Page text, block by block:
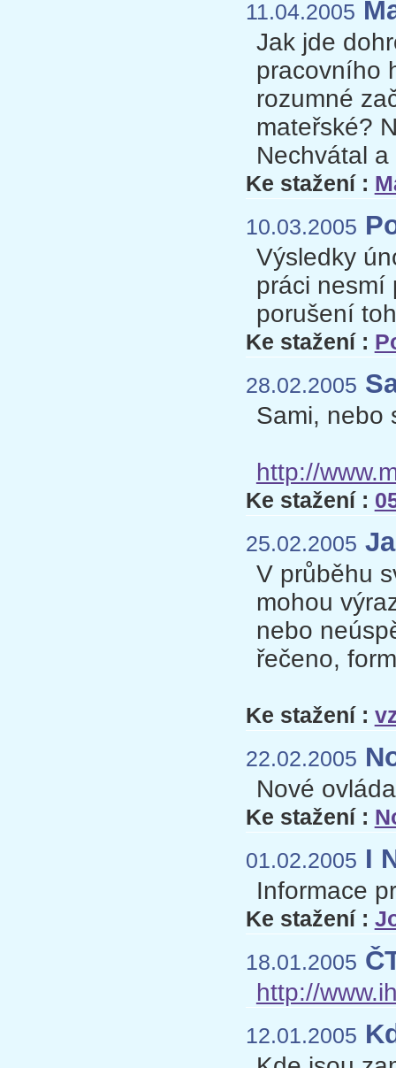
11.04.2005
Jak jde
pracovního
rozumné
mateřské?
Nechvátal
Ke stažení :
10.03.2005
Výsledky
práci nesmí
porušení
Ke stažení :
28.02.2005
Sami, nebo
http://
Ke stažení :
25.02.2005
V průběhu
mohou
nebo
řečeno,
Ke stažení :
22.02.2005
Nové
Ke stažení :
01.02.2005 I
Informace
Ke stažení :
18.01.2005
http://
12.01.2005